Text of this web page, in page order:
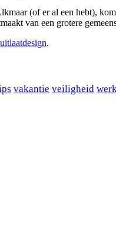
(of er al een hebt),
van een grotere
.
vakantie veiligheid